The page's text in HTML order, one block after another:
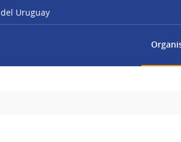
Uruguay